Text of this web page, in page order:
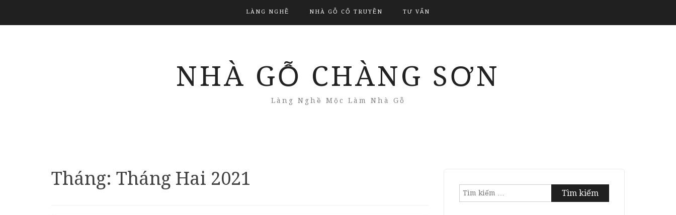
LÀNG NGHỀ NHÀ GỖ CỔ TRUYỀN TƯ VẤN
NHÀ GỖ CHÀNG SƠN
Làng Nghề Mộc Làm Nhà Gỗ
Tháng: Tháng Hai 2021
Tìm